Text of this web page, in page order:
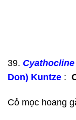
39.
Don) Kuntze :
Cỏ mọc hoang